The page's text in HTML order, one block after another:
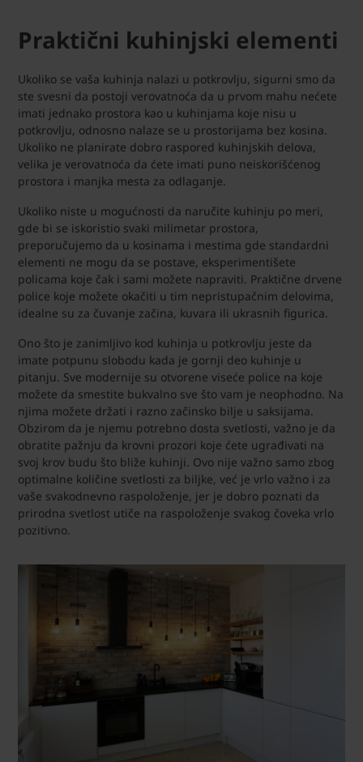
Praktični kuhinjski elementi
Ukoliko se vaša kuhinja nalazi u potkrovlju, sigurni smo da
ste svesni da postoji verovatnoća da u prvom mahu nećete
imati jednako prostora kao u kuhinjama koje nisu u
potkrovlju, odnosno nalaze se u prostorijama bez kosina.
Ukoliko ne planirate dobro raspored kuhinjskih delova,
velika je verovatnoća da ćete imati puno neiskorišćenog
prostora i manjka mesta za odlaganje.
Ukoliko niste u mogućnosti da naručite kuhinju po meri,
gde bi se iskoristio svaki milimetar prostora,
preporučujemo da u kosinama i mestima gde standardni
elementi ne mogu da se postave, eksperimentišete
policama koje čak i sami možete napraviti. Praktične drvene
police koje možete okačiti u tim nepristupačnim delovima,
idealne su za čuvanje začina, kuvara ili ukrasnih figurica.
Ono što je zanimljivo kod kuhinja u potkrovlju jeste da
imate potpunu slobodu kada je gornji deo kuhinje u
pitanju. Sve modernije su otvorene viseće police na koje
možete da smestite bukvalno sve što vam je neophodno. Na
njima možete držati i razno začinsko bilje u saksijama.
Obzirom da je njemu potrebno dosta svetlosti, važno je da
obratite pažnju da krovni prozori koje ćete ugrađivati na
svoj krov budu što bliže kuhinji. Ovo nije važno samo zbog
optimalne količine svetlosti za biljke, već je vrlo važno i za
vaše svakodnevno raspoloženje, jer je dobro poznati da
prirodna svetlost utiče na raspoloženje svakog čoveka vrlo
pozitivno.